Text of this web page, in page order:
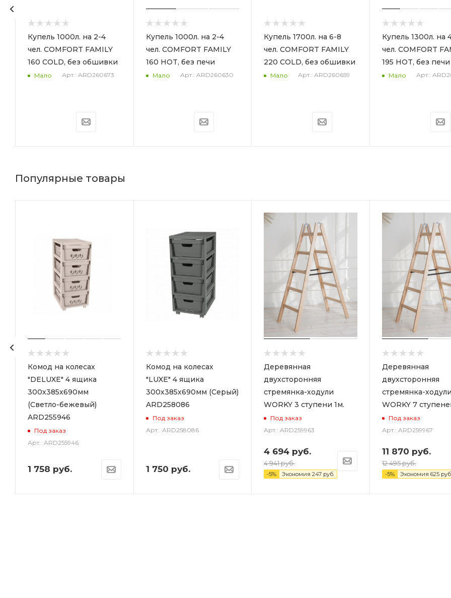
Купель 1000л. на 2-4
чел. COMFORT FAMILY
160 COLD, без обшивки
Мало Арт.: ARD260673
Купель 1000л. на 2-4
чел. COMFORT FAMILY
160 HOT, без печи
Мало Арт.: ARD260630
Купель 1700л. на 6-8
чел. COMFORT FAMILY
220 COLD, без обшивки
Мало Арт.: ARD260659
Купель 1300л. на
чел. COMFORT
195 HOT, без печи
Мало Арт.:
Популярные товары
Комод на колесах
"DELUXE" 4 ящика
300х385х690мм
(Светло-бежевый)
ARD255946
Под заказ
Арт.: ARD255946
1 758 руб.
Комод на колесах
"LUXE" 4 ящика
300х385х690мм (Серый)
ARD258086
Под заказ
Арт.: ARD258086
1 750 руб.
Деревянная
двухсторонняя
стремянка-ходули
WORKY 3 ступени 1м.
Под заказ
Арт.: ARD259963
4 694 руб.
4 941руб.
-5% Экономия 247 руб.
Деревянная
двухсторонняя
стремянка-ходули
WORKY 7
Под заказ
Арт.: ARD259967
11 870 руб.
12 495руб.
-5% Экономия 625